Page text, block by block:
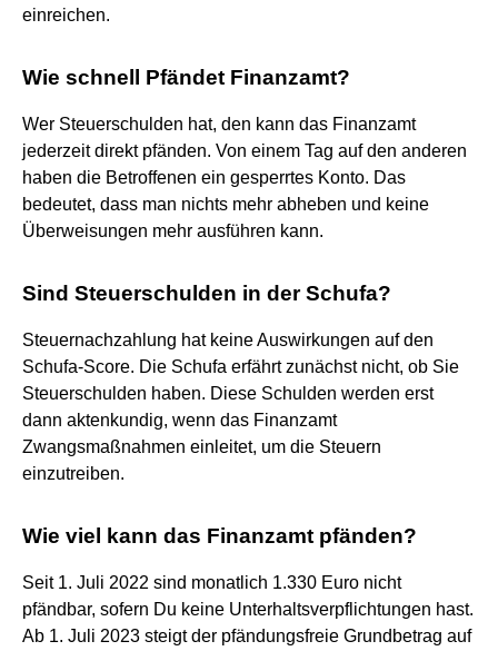
einreichen.
Wie schnell Pfändet Finanzamt?
Wer Steuerschulden hat, den kann das Finanzamt
jederzeit direkt pfänden. Von einem Tag auf den anderen
haben die Betroffenen ein gesperrtes Konto. Das
bedeutet, dass man nichts mehr abheben und keine
Überweisungen mehr ausführen kann.
Sind Steuerschulden in der Schufa?
Steuernachzahlung hat keine Auswirkungen auf den
Schufa-Score. Die Schufa erfährt zunächst nicht, ob Sie
Steuerschulden haben. Diese Schulden werden erst
dann aktenkundig, wenn das Finanzamt
Zwangsmaßnahmen einleitet, um die Steuern
einzutreiben.
Wie viel kann das Finanzamt pfänden?
Seit 1. Juli 2022 sind monatlich 1.330 Euro nicht
pfändbar, sofern Du keine Unterhaltsverpflichtungen hast.
Ab 1. Juli 2023 steigt der pfändungsfreie Grundbetrag auf